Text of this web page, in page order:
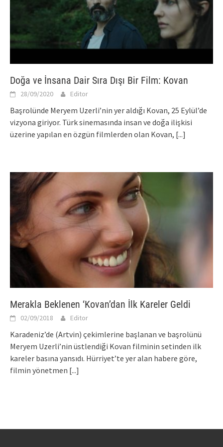
Doğa ve İnsana Dair Sıra Dışı Bir Film: Kovan
28/09/2020 Editor
Başrolünde Meryem Uzerli’nin yer aldığı Kovan, 25 Eylül’de
vizyona giriyor. Türk sinemasında insan ve doğa ilişkisi
üzerine yapılan en özgün filmlerden olan Kovan, [...]
Merakla Beklenen ‘Kovan’dan İlk Kareler Geldi
02/09/2018 Editor
Karadeniz’de (Artvin) çekimlerine başlanan ve başrolünü
Meryem Uzerli’nin üstlendiği Kovan filminin setinden ilk
kareler basına yansıdı. Hürriyet’te yer alan habere göre,
filmin yönetmen [...]